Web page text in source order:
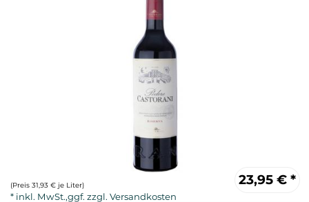
23,95 € *
(Preis 31,93 € je Liter)